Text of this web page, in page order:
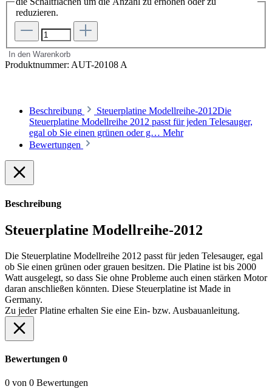
reduzieren.
In den Warenkorb
Produktnummer: AUT-20108 A
Beschreibung
Steuerplatine Modellreihe-2012Die
Steuerplatine Modellreihe 2012 passt für jeden Telesauger,
egal ob Sie einen grünen oder g… Mehr
Bewertungen
Beschreibung
Steuerplatine Modellreihe-2012
Die Steuerplatine Modellreihe 2012 passt für jeden Telesauger, egal
ob Sie einen grünen oder grauen besitzen. Die Platine ist bis 2000
Watt ausgelegt, so dass Sie ohne Probleme auch einen stärken Motor
daran anschließen könnten. Diese Steuerplatine ist Made in
Germany.
Zu jeder Platine erhalten Sie eine Ein- bzw. Ausbauanleitung.
Bewertungen 0
0 von 0 Bewertungen